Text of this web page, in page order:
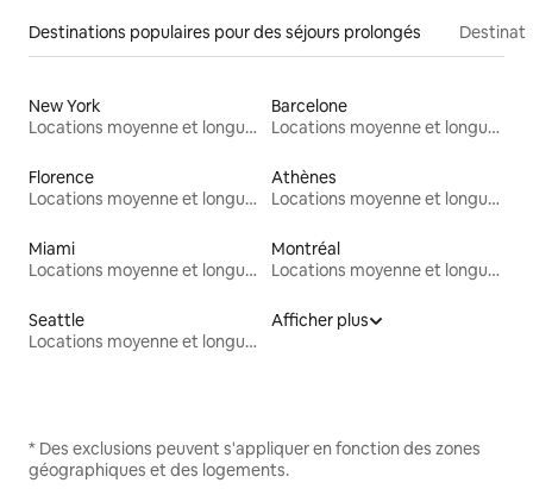
Destinations populaires pour des séjours prolongés
New York
Locations moyenne et longue durée
Barcelone
Locations moyenne et longue durée
Florence
Locations moyenne et longue durée
Athènes
Locations moyenne et longue durée
Miami
Locations moyenne et longue durée
Montréal
Locations moyenne et longue durée
Seattle
Locations moyenne et longue durée
Afficher plus
* Des exclusions peuvent s'appliquer en fonction des zones
géographiques et des logements.